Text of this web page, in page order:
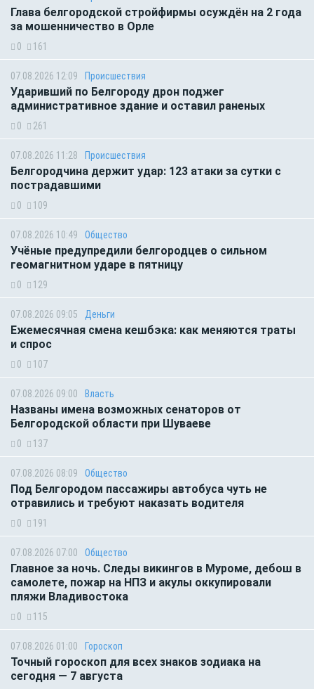
Глава белгородской стройфирмы осуждён на 2 года
за мошенничество в Орле
0 161
07.08.2026 12:09 Происшествия
Ударивший по Белгороду дрон поджег
административное здание и оставил раненых
0 261
07.08.2026 11:28 Происшествия
Белгородчина держит удар: 123 атаки за сутки с
пострадавшими
0 109
07.08.2026 10:49 Общество
Учёные предупредили белгородцев о сильном
геомагнитном ударе в пятницу
0 129
07.08.2026 09:05 Деньги
Ежемесячная смена кешбэка: как меняются траты
и спрос
0 107
07.08.2026 09:00 Власть
Названы имена возможных сенаторов от
Белгородской области при Шуваеве
0 137
07.08.2026 08:09 Общество
Под Белгородом пассажиры автобуса чуть не
отравились и требуют наказать водителя
0 191
07.08.2026 07:00 Общество
Главное за ночь. Следы викингов в Муроме, дебош в
самолете, пожар на НПЗ и акулы оккупировали
пляжи Владивостока
0 115
07.08.2026 01:00 Гороскоп
Точный гороскоп для всех знаков зодиака на
сегодня — 7 августа